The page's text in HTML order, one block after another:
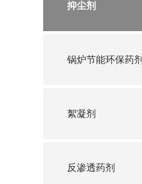
抑尘剂
锅炉节能环保药剂
絮凝剂
反渗透药剂